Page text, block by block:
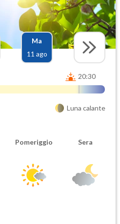
Ma
11 ago
20:30
Luna calante
Pomeriggio Sera